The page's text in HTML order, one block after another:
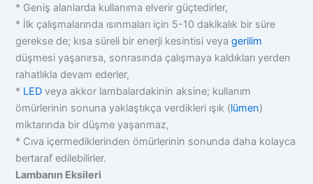
* Geniş alanlarda kullanıma elverir güçtedirler,
* İlk çalışmalarında ısınmaları için 5-10 dakikalık bir süre
gerekse de; kısa süreli bir enerji kesintisi veyagerilim
düşmesi yaşanırsa, sonrasında çalışmaya kaldıkları yerden
rahatlıkla devam ederler,
* LED veya akkor lambalardakinin aksine; kullanım
ömürlerinin sonuna yaklaştıkça verdikleri ışık (lümen)
miktarında bir düşme yaşanmaz,
* Cıva içermediklerinden ömürlerinin sonunda daha kolayca
bertaraf edilebilirler.
Lambanın Eksileri